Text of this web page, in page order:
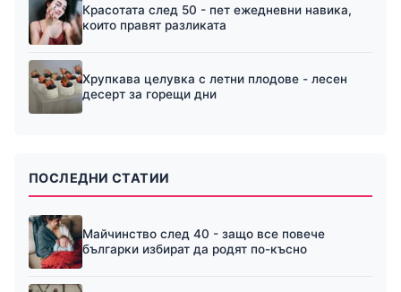
Красотата след 50 - пет ежедневни навика,
които правят разликата
Хрупкава целувка с летни плодове - лесен
десерт за горещи дни
ПОСЛЕДНИ СТАТИИ
Майчинство след 40 - защо все повече
българки избират да родят по-късно